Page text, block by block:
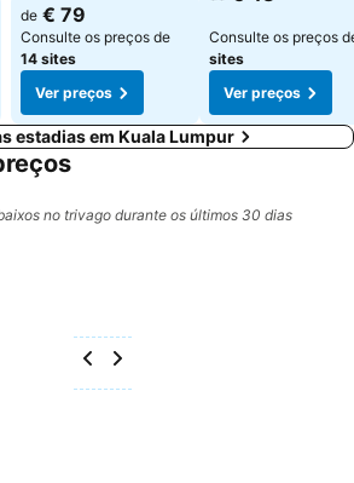
de € 79
Consulte os preços de
14 sites
Ver preços
Consulte os preços
sites
Ver preços
estadias em Kuala Lumpur
no trivago durante os últimos 30 dias